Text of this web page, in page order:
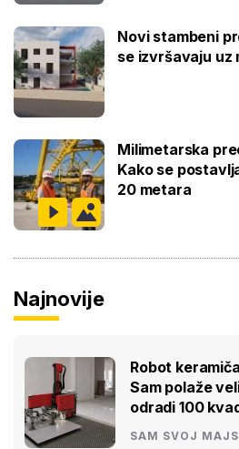
Novi stambeni
se izvršavaju uz
Milimetarska
Kako se
20 metara
Najnovije
Robot
Sam polaže
odradi 100
SAM SVOJ